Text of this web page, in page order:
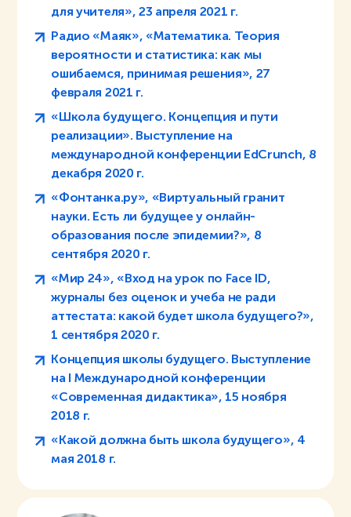
для учителя», 23 апреля 2021 г.
Радио «Маяк», «Математика. Теория
вероятности и статистика: как мы
ошибаемся, принимая решения», 27
февраля 2021 г.
«Школа будущего. Концепция и пути
реализации». Выступление на
международной конференции EdCrunch, 8
декабря 2020 г.
«Фонтанка.ру», «Виртуальный гранит
науки. Есть ли будущее у онлайн-
образования после эпидемии?», 8
сентября 2020 г.
«Мир 24», «Вход на урок по Face ID,
журналы без оценок и учеба не ради
аттестата: какой будет школа будущего?»,
1 сентября 2020 г.
Концепция школы будущего. Выступление
на I Международной конференции
«Современная дидактика», 15 ноября
2018 г.
«Какой должна быть школа будущего», 4
мая 2018 г.